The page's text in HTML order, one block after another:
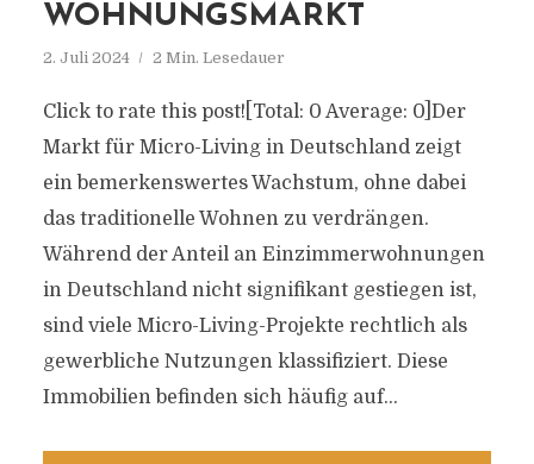
WOHNUNGSMARKT
2. Juli 2024 2 Min. Lesedauer
Click to rate this post![Total: 0 Average: 0]Der
Markt für Micro-Living in Deutschland zeigt
ein bemerkenswertes Wachstum, ohne dabei
das traditionelle Wohnen zu verdrängen.
Während der Anteil an Einzimmerwohnungen
in Deutschland nicht signifikant gestiegen ist,
sind viele Micro-Living-Projekte rechtlich als
gewerbliche Nutzungen klassifiziert. Diese
Immobilien befinden sich häufig auf...